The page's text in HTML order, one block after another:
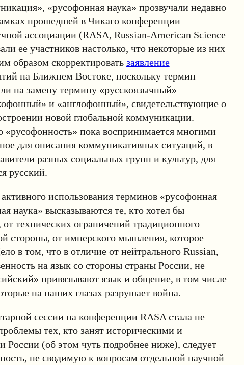
«русофонная наука» прозвучали недавно
прошедшей в Чикаго конференции
ассоциации(RASA, Russian-American Science
ее участников настолько, что некоторые из них
образом скорректировать заявление
на Ближнем Востоке, поскольку термин
на замену термину «русскоязычный»
и «англофонный», свидетельствующие о
новой глобальной коммуникации.
«русофонность» пока воспринимается многими
для описания коммуникативных ситуаций, в
разных социальных групп и культур, для
русский.
использования терминов «русофонная
наука» высказываются те, кто хотел бы
технических ограничений традиционного
стороны, от имперского мышления, которое
в том, что в отличие от нейтрального Russian,
на язык со стороны страны России, не
привязывают язык и общение, в том числе
на наших глазах разрушает война.
сессии на конференции RASA стала не
тех, кто занят историческими и
России (об этом чуть подробнее ниже), следует
не сводимую к вопросам отдельной научной